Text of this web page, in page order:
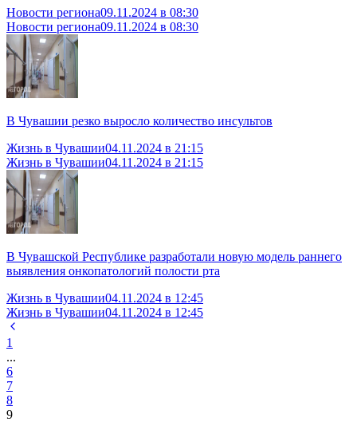
Новости региона09.11.2024 в 08:30
Новости региона09.11.2024 в 08:30
В Чувашии резко выросло количество инсультов
Жизнь в Чувашии04.11.2024 в 21:15
Жизнь в Чувашии04.11.2024 в 21:15
В Чувашской Республике разработали новую модель раннего
выявления онкопатологий полости рта
Жизнь в Чувашии04.11.2024 в 12:45
Жизнь в Чувашии04.11.2024 в 12:45
1
...
6
7
8
9